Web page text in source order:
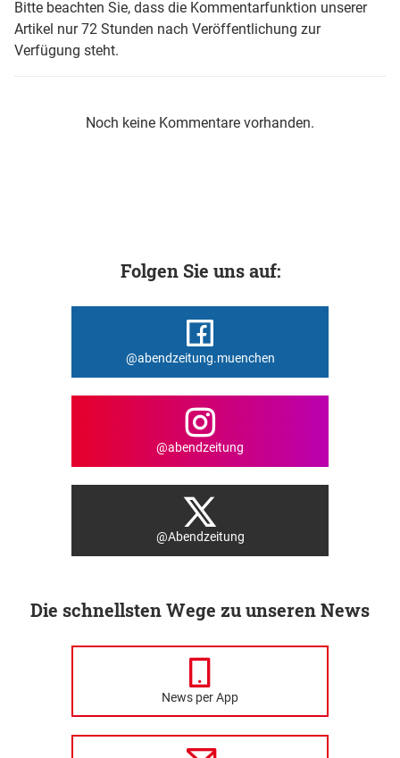
Bitte beachten Sie, dass die Kommentarfunktion unserer
Artikel nur 72 Stunden nach Veröffentlichung zur
Verfügung steht.
Noch keine Kommentare vorhanden.
Folgen Sie uns auf:
@abendzeitung.muenchen
@abendzeitung
@Abendzeitung
Die schnellsten Wege zu unseren News
News per App